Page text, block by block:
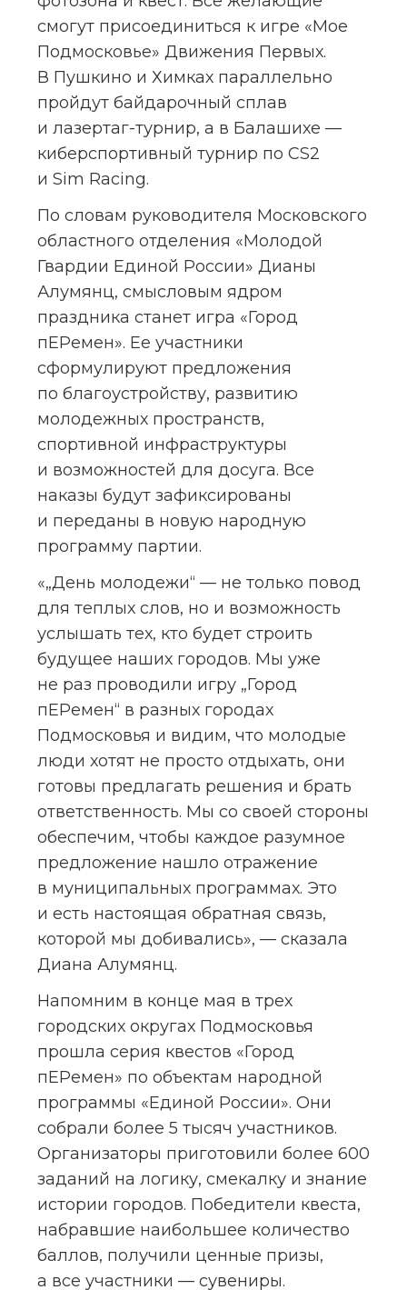
смогут присоединиться к игре «Мое
Подмосковье» Движения Первых.
В Пушкино и Химках параллельно
пройдут байдарочный сплав
и лазертаг-турнир, а в Балашихе —
киберспортивный турнир по CS2
и Sim Racing.
По словам руководителя Московского
областного отделения «Молодой
Гвардии Единой России» Дианы
Алумянц, смысловым ядром
праздника станет игра «Город
пЕРемен». Ее участники
сформулируют предложения
по благоустройству, развитию
молодежных пространств,
спортивной инфраструктуры
и возможностей для досуга. Все
наказы будут зафиксированы
и переданы в новую народную
программу партии.
«„День молодежи“ — не только повод
для теплых слов, но и возможность
услышать тех, кто будет строить
будущее наших городов. Мы уже
не раз проводили игру „Город
пЕРемен“ в разных городах
Подмосковья и видим, что молодые
люди хотят не просто отдыхать, они
готовы предлагать решения и брать
ответственность. Мы со своей стороны
обеспечим, чтобы каждое разумное
предложение нашло отражение
в муниципальных программах. Это
и есть настоящая обратная связь,
которой мы добивались», — сказала
Диана Алумянц.
Напомним в конце мая в трех
городских округах Подмосковья
прошла серия квестов «Город
пЕРемен» по объектам народной
программы «Единой России». Они
собрали более 5 тысяч участников.
Организаторы приготовили более 600
заданий на логику, смекалку и знание
истории городов. Победители квеста,
набравшие наибольшее количество
баллов, получили ценные призы,
а все участники — сувениры.